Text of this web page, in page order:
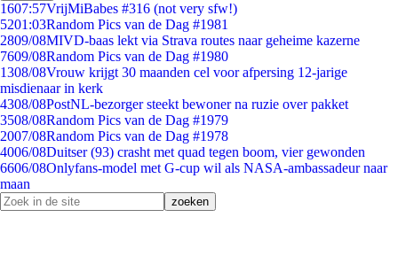
1607:57VrijMiBabes #316 (not very sfw!)
5201:03Random Pics van de Dag #1981
2809/08MIVD-baas lekt via Strava routes naar geheime kazerne
7609/08Random Pics van de Dag #1980
1308/08Vrouw krijgt 30 maanden cel voor afpersing 12-jarige
misdienaar in kerk
4308/08PostNL-bezorger steekt bewoner na ruzie over pakket
3508/08Random Pics van de Dag #1979
2007/08Random Pics van de Dag #1978
4006/08Duitser (93) crasht met quad tegen boom, vier gewonden
6606/08Onlyfans-model met G-cup wil als NASA-ambassadeur naar
maan